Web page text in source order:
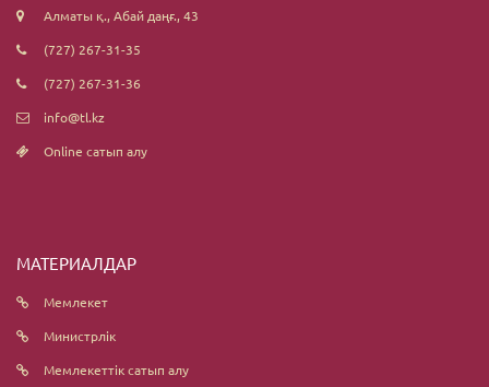
Алматы қ., Абай даңғ., 43
(727) 267-31-35
(727) 267-31-36
info@tl.kz
Online сатып алу
МАТЕРИАЛДАР
Мемлекет
Министрлік
Мемлекеттік сатып алу